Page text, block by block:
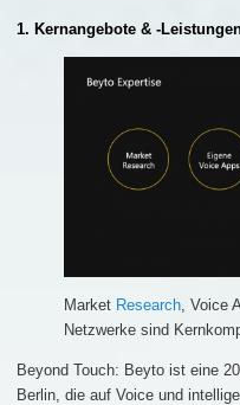
1. Kernangebote & -
Market Research , Voice
Netzwerke sind
Beyond Touch: Beyto ist eine
Berlin, die auf Voice und